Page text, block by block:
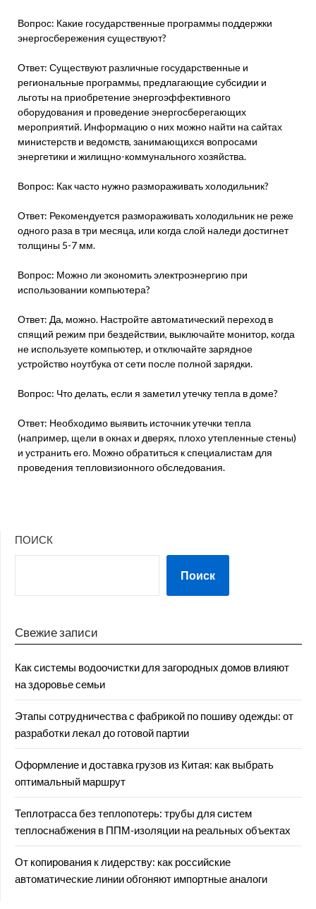
Вопрос: Какие государственные программы поддержки
энергосбережения существуют?
Ответ: Существуют различные государственные и
региональные программы, предлагающие субсидии и
льготы на приобретение энергоэффективного
оборудования и проведение энергосберегающих
мероприятий. Информацию о них можно найти на сайтах
министерств и ведомств, занимающихся вопросами
энергетики и жилищно-коммунального хозяйства.
Вопрос: Как часто нужно размораживать холодильник?
Ответ: Рекомендуется размораживать холодильник не реже
одного раза в три месяца, или когда слой наледи достигнет
толщины 5-7 мм.
Вопрос: Можно ли экономить электроэнергию при
использовании компьютера?
Ответ: Да, можно. Настройте автоматический переход в
спящий режим при бездействии, выключайте монитор, когда
не используете компьютер, и отключайте зарядное
устройство ноутбука от сети после полной зарядки.
Вопрос: Что делать, если я заметил утечку тепла в доме?
Ответ: Необходимо выявить источник утечки тепла
(например, щели в окнах и дверях, плохо утепленные стены)
и устранить его. Можно обратиться к специалистам для
проведения тепловизионного обследования.
ПОИСК
Поиск
Свежие записи
Как системы водоочистки для загородных домов влияют
на здоровье семьи
Этапы сотрудничества с фабрикой по пошиву одежды: от
разработки лекал до готовой партии
Оформление и доставка грузов из Китая: как выбрать
оптимальный маршрут
Теплотрасса без теплопотерь: трубы для систем
теплоснабжения в ППМ‑изоляции на реальных объектах
От копирования к лидерству: как российские
автоматические линии обгоняют импортные аналоги